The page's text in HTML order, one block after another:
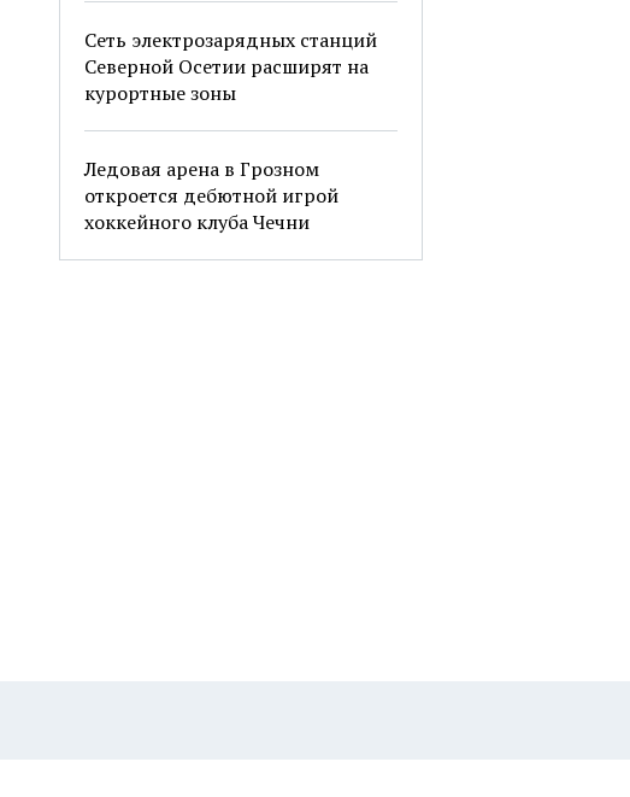
Сеть электрозарядных станций
Северной Осетии расширят на
курортные зоны
Ледовая арена в Грозном
откроется дебютной игрой
хоккейного клуба Чечни